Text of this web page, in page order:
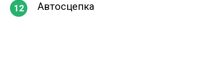
Автосцепка